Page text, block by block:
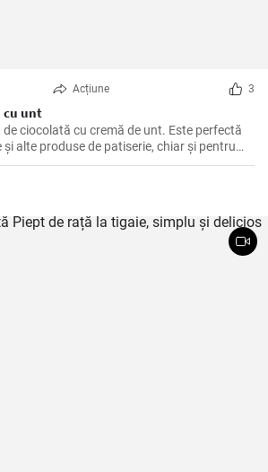
Acțiune 3
cu unt
ciocolată cu cremă de unt. Este perfectă
alte produse de patiserie, chiar și pentru